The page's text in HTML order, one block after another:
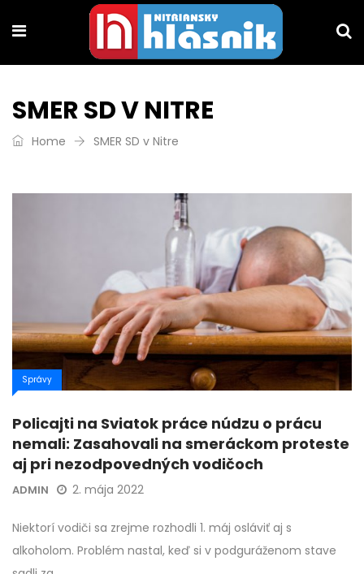
SMER SD V NITRE
Home SMER SD v Nitre
Správy
Policajti na Sviatok práce núdzu o prácu
nemali: Zasahovali na smeráckom proteste
aj pri nezodpovedných vodičoch
ADMIN 2. mája 2022
Niektorí vodiči sa zrejme rozhodli 1. máj osláviť aj s
alkoholom. Problém nastal, keď si v podguráženom stave